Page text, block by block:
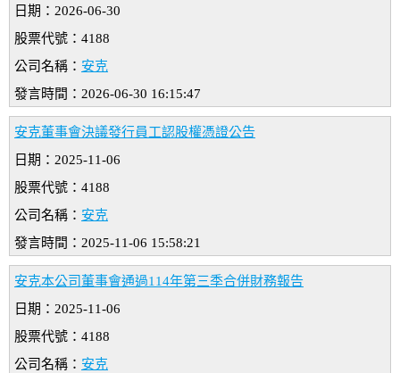
日期：2026-06-30
股票代號：4188
公司名稱： 安克
發言時間：2026-06-30 16:15:47
安克董事會決議發行員工認股權憑證公告
日期：2025-11-06
股票代號：4188
公司名稱： 安克
發言時間：2025-11-06 15:58:21
安克本公司董事會通過114年第三季合併財務報告
日期：2025-11-06
股票代號：4188
公司名稱： 安克